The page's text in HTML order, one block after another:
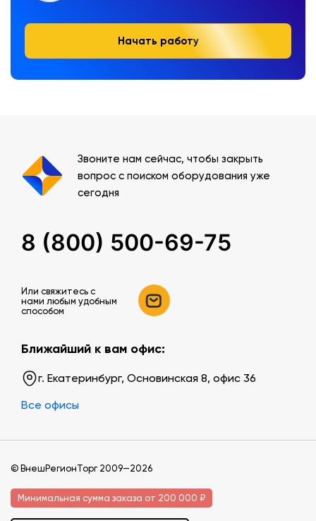
Начать работу
Звоните нам сейчас, чтобы закрыть
вопрос с поиском оборудования уже
сегодня
8 (800) 500-69-75
Или свяжитесь c
нами любым удобным
способом
Ближайший к вам офис:
г. Екатеринбург, Основинская 8, офис 36
Все офисы
© ВнешРегионТорг 2009—2026
Минимальная сумма заказа от 200 000 ₽